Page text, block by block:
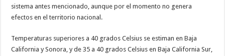
sistema antes mencionado, aunque por el momento no genera
efectos en el territorio nacional.
Temperaturas superiores a 40 grados Celsius se estiman en Baja
California y Sonora, y de 35 a 40 grados Celsius en Baja California Sur,